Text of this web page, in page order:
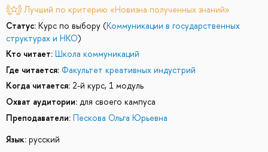
Лучший по критерию «Новизна полученных знаний»
Статус: Курс по выбору (Коммуникации в государственных
структурах и НКО)
Кто читает: Школа коммуникаций
Где читается: Факультет креативных индустрий
Когда читается: 2-й курс, 1 модуль
Охват аудитории: для своего кампуса
Преподаватели: Пескова Ольга Юрьевна
Язык: русский